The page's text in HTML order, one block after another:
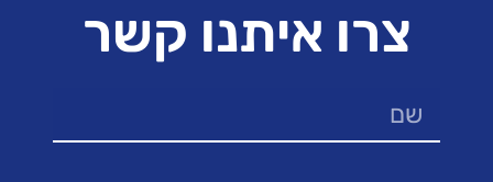
צרו איתנו קשר